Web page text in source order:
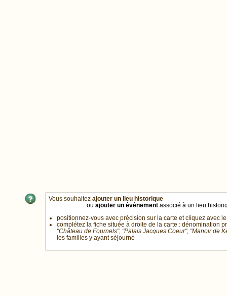
Vous souhaitez ajouter un lieu historique
ou ajouter un événement associé à un lieu
positionnez-vous avec précision sur la carte et cliquez avec
complétez la fiche située à droite de la carte : dénomination
"Château de Fournels", "Palais Jacques Coeur", "Manoir de
les familles y ayant séjourné